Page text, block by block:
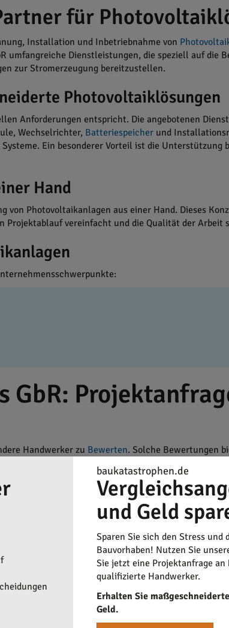
für
Installation und Inbetriebnahme von
umfangreiche Dienstleistungen, die speziell auf die
zur Stromerzeugung bereitzustellen.
Photovoltaiklösungen
Anforderungen entspricht. Die angebotenen
Wechselrichter, Batteriespeicherund
Ein besonderer Vorteil ist die Unterstützung
Hand
Photovoltaikanlagen aus einer Hand. Dieses
Projektablauf vereinfacht und die Qualität der Arbeit
GbR:
Handwerker zu Bewerten. Solche Bewertungen
ist das teuerste oder billigste Angebot das Beste
von Photovoltaikfirmen helfen,
wichtig, da sie zur Stärkung des lokalen
die Unternehmensentwicklung. Daher ist es
baukatastrophen.de
und Geld
Sparen Sie sich den Stress
Bauvorhaben! Nutzen Sie
Sie jetzt eine Projektanfrage an
qualifizierte Handwerker.
Erhalten Sie
Geld.